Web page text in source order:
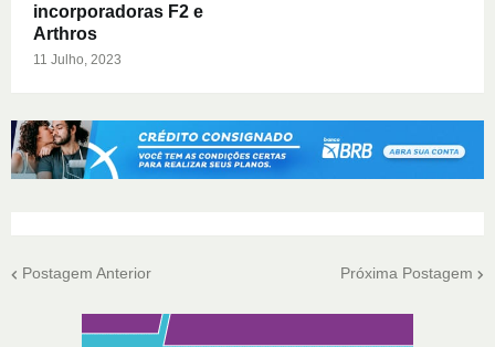
incorporadoras F2 e
Arthros
11 Julho, 2023
Postagem Anterior Próxima Postagem